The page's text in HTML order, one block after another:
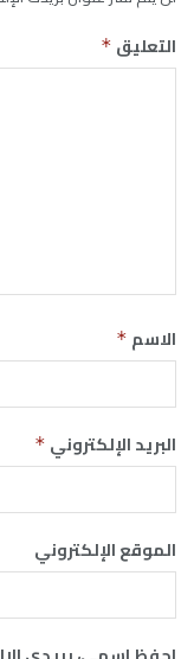
التعليق *
الاسم *
البريد الإلكتروني *
الموقع الإلكتروني